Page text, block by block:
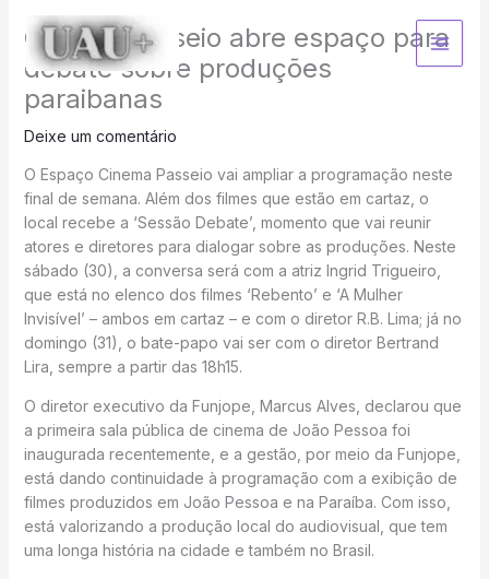
para
conteúdo
Cinema Passeio abre espaço para
debate sobre produções
paraibanas
Deixe um comentário
O Espaço Cinema Passeio vai ampliar a programação neste
final de semana. Além dos filmes que estão em cartaz, o
local recebe a ‘Sessão Debate’, momento que vai reunir
atores e diretores para dialogar sobre as produções. Neste
sábado (30), a conversa será com a atriz Ingrid Trigueiro,
que está no elenco dos filmes ‘Rebento’ e ‘A Mulher
Invisível’ – ambos em cartaz – e com o diretor R.B. Lima; já no
domingo (31), o bate-papo vai ser com o diretor Bertrand
Lira, sempre a partir das 18h15.
O diretor executivo da Funjope, Marcus Alves, declarou que
a primeira sala pública de cinema de João Pessoa foi
inaugurada recentemente, e a gestão, por meio da Funjope,
está dando continuidade à programação com a exibição de
filmes produzidos em João Pessoa e na Paraíba. Com isso,
está valorizando a produção local do audiovisual, que tem
uma longa história na cidade e também no Brasil.